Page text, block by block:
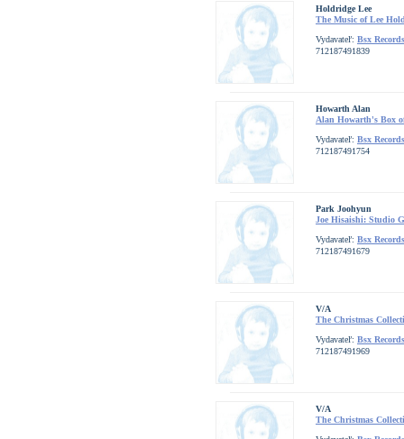
Holdridge Lee
The Music of Lee
Vydavateľ: Bsx Records
712187491839
Howarth Alan
Alan Howarth's Box
Vydavateľ: Bsx Records
712187491754
Park Joohyun
Joe Hisaishi: Studio
Vydavateľ: Bsx Records
712187491679
V/A
The Christmas
Vydavateľ: Bsx Records
712187491969
V/A
The Christmas